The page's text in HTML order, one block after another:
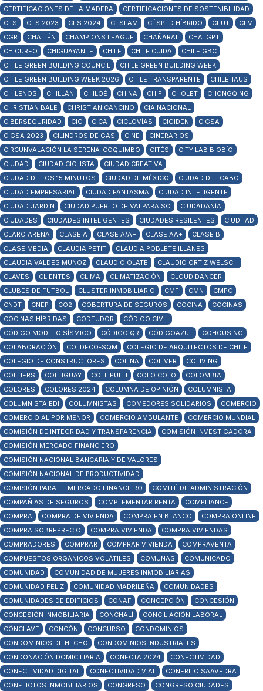
CERTIFICACIONES DE LA MADERA
CERTIFICACIONES DE SOSTENIBILIDAD
CES
CES 2023 CES 2024 CESFAM CÉSPED HÍBRIDO CEUT
CEV
CGR
CHAITÉN CHAMPIONS LEAGUE CHAÑARAL
CHATGPT
CHICUREO
CHIGUAYANTE CHILE CHILE CUIDA
CHILE GBC
CHILE GREEN BUILDING COUNCIL
CHILE GREEN BUILDING WEEK
CHILE GREEN BUILDING WEEK 2026
CHILE TRANSPARENTE
CHILEHAUS
CHILENOS
CHILLÁN CHILOÉ CHINA CHIP CHOLET
CHONGQING
CHRISTIAN BALE
CHRISTIAN CANCINO
CIA NACIONAL
CIBERSEGURIDAD
CIC CICA CICLOVÍAS CIGIDEN
CIGSA
CIGSA 2023
CILINDROS DE GAS CINE
CINERARIOS
CIRCUNVALACIÓN LA SERENA-COQUIMBO
CITÉS
CITY LAB BIOBÍO
CIUDAD
CIUDAD CICLISTA
CIUDAD CREATIVA
CIUDAD DE LOS 15 MINUTOS
CIUDAD DE MÉXICO
CIUDAD DEL CABO
CIUDAD EMPRESARIAL
CIUDAD FANTASMA
CIUDAD INTELIGENTE
CIUDAD JARDÍN
CIUDAD PUERTO DE VALPARAÍSO
CIUDADANÍA
CIUDADES
CIUDADES INTELIGENTES CIUDADES RESILENTES
CIUDHAD
CLARO ARENA
CLASE A CLASE A/A+ CLASE AA+
CLASE B
CLASE MEDIA
CLAUDIA PETIT
CLAUDIA POBLETE ILLANES
CLAUDIA VALDÉS MUÑOZ
CLAUDIO OLATE
CLAUDIO ORTIZ WELSCH
CLAVES
CLIENTES CLIMA CLIMATIZACIÓN
CLOUD DANCER
CLUBES DE FÚTBOL
CLUSTER INMOBILIARIO CMF CMN
CMPC
CNDT
CNEP CO2 COBERTURA DE SEGUROS COCINA
COCINAS
COCINAS HÍBRIDAS
CODEUDOR
CÓDIGO CIVIL
CÓDIGO MODELO SÍSMICO
CÓDIGO QR CÓDIGOAZUL
COHOUSING
COLABORACIÓN
COLDECO-SQM
COLEGIO DE ARQUITECTOS DE CHILE
COLEGIO DE CONSTRUCTORES
COLINA COLIVER
COLIVING
COLLIERS
COLLIGUAY COLLIPULLI COLO COLO
COLOMBIA
COLORES
COLORES 2024 COLUMNA DE OPINIÓN
COLUMNISTA
COLUMNISTA EDI
COLUMNISTAS COMEDORES SOLIDARIOS
COMERCIO
COMERCIO AL POR MENOR
COMERCIO AMBULANTE
COMERCIO MUNDIAL
COMISIÓN DE INTEGRIDAD Y TRANSPARENCIA
COMISIÓN INVESTIGADORA
COMISIÓN MERCADO FINANCIERO
COMISIÓN NACIONAL BANCARIA Y DE VALORES
COMISIÓN NACIONAL DE PRODUCTIVIDAD
COMISIÓN PARA EL MERCADO FINANCIERO
COMITÉ DE ADMINISTRACIÓN
COMPAÑIAS DE SEGUROS
COMPLEMENTAR RENTA
COMPLIANCE
COMPRA
COMPRA DE VIVIENDA COMPRA EN BLANCO
COMPRA ONLINE
COMPRA SOBREPRECIO
COMPRA VIVIENDA
COMPRA VIVIENDAS
COMPRADORES
COMPRAR COMPRAR VIVIENDA
COMPRAVENTA
COMPUESTOS ORGÁNICOS VOLÁTILES
COMUNAS
COMUNICADO
COMUNIDAD
COMUNIDAD DE MUJERES INMOBILIARIAS
COMUNIDAD FELIZ
COMUNIDAD MADRILEÑA
COMUNIDADES
COMUNIDADES DE EDIFICIOS
CONAF CONCEPCIÓN
CONCESIÓN
CONCESIÓN INMOBILIARIA
CONCHALÍ
CONCILIACIÓN LABORAL
CÓNCLAVE
CONCÓN CONCURSO
CONDOMINIOS
CONDOMINIOS DE HECHO
CONDOMINIOS INDUSTRIALES
CONDONACIÓN DOMICILIARIA
CONECTA 2024
CONECTIVIDAD
CONECTIVIDAD DIGITAL
CONECTIVIDAD VIAL
CONERLIO SAAVEDRA
CONFLICTOS INMOBILIARIOS
CONGRESO CONGRESO CIUDADES